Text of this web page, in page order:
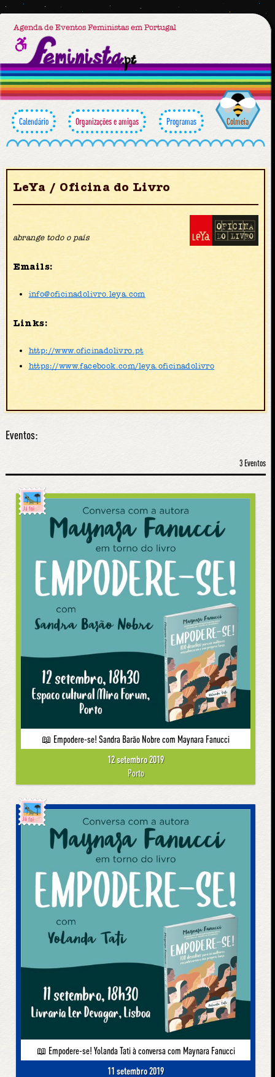
Agenda de Eventos Feministas em Portugal
Calendário Organizações e amigas Programas Colmeia
LeYa / Oficina do Livro
abrange todo o país
Emails:
info@oficinadolivro.leya.com
Links:
http://www.oficinadolivro.pt
https://www.facebook.com/leya.oficinadolivro
Eventos:
3 Eventos
Já foi
📖 Empodere-se! Sandra Barão Nobre com Maynara Fanucci
12 setembro 2019
Porto
Já foi
📖 Empodere-se! Yolanda Tati à conversa com Maynara Fanucci
11 setembro 2019